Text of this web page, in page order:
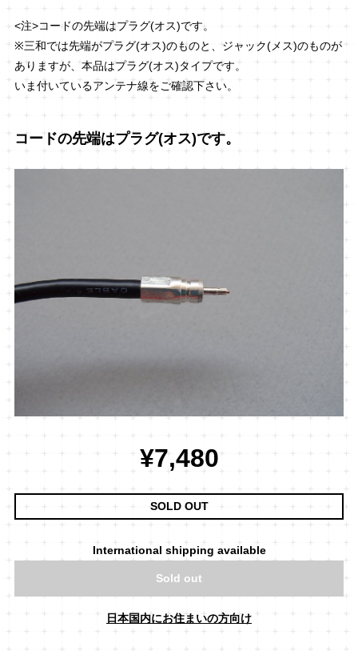
<注>コードの先端はプラグ(オス)です。
※三和では先端がプラグ(オス)のものと、ジャック(メス)のものが
ありますが、本品はプラグ(オス)タイプです。
いま付いているアンテナ線をご確認下さい。
コードの先端はプラグ(オス)です。
¥7,480
SOLD OUT
International shipping available
Sold out
日本国内にお住まいの方向け